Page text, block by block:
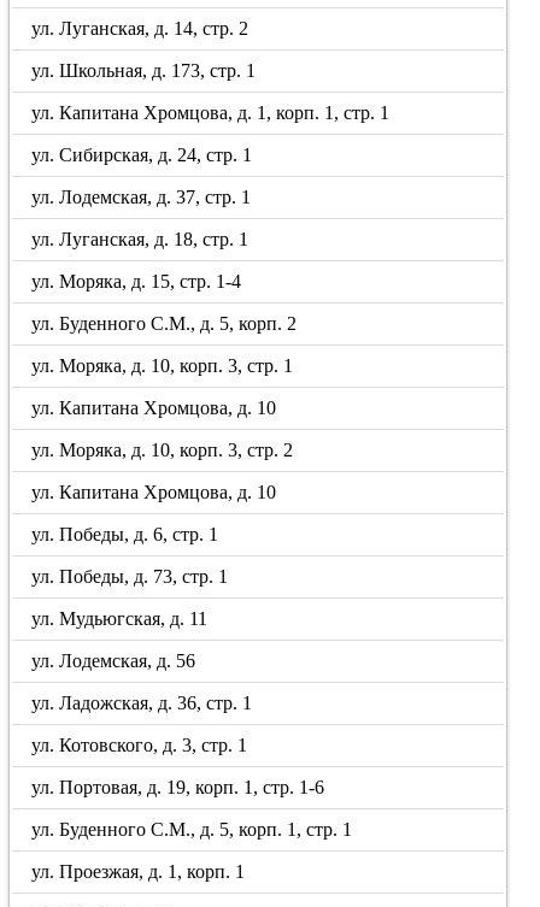
ул. Луганская, д. 14, стр. 2
ул. Школьная, д. 173, стр. 1
ул. Капитана Хромцова, д. 1, корп. 1, стр. 1
ул. Сибирская, д. 24, стр. 1
ул. Лодемская, д. 37, стр. 1
ул. Луганская, д. 18, стр. 1
ул. Моряка, д. 15, стр. 1-4
ул. Буденного С.М., д. 5, корп. 2
ул. Моряка, д. 10, корп. 3, стр. 1
ул. Капитана Хромцова, д. 10
ул. Моряка, д. 10, корп. 3, стр. 2
ул. Капитана Хромцова, д. 10
ул. Победы, д. 6, стр. 1
ул. Победы, д. 73, стр. 1
ул. Мудьюгская, д. 11
ул. Лодемская, д. 56
ул. Ладожская, д. 36, стр. 1
ул. Котовского, д. 3, стр. 1
ул. Портовая, д. 19, корп. 1, стр. 1-6
ул. Буденного С.М., д. 5, корп. 1, стр. 1
ул. Проезжая, д. 1, корп. 1